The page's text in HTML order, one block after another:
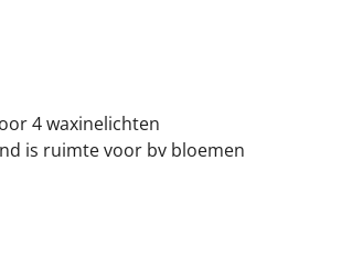
4 waxinelichten
is ruimte voor bv bloemen